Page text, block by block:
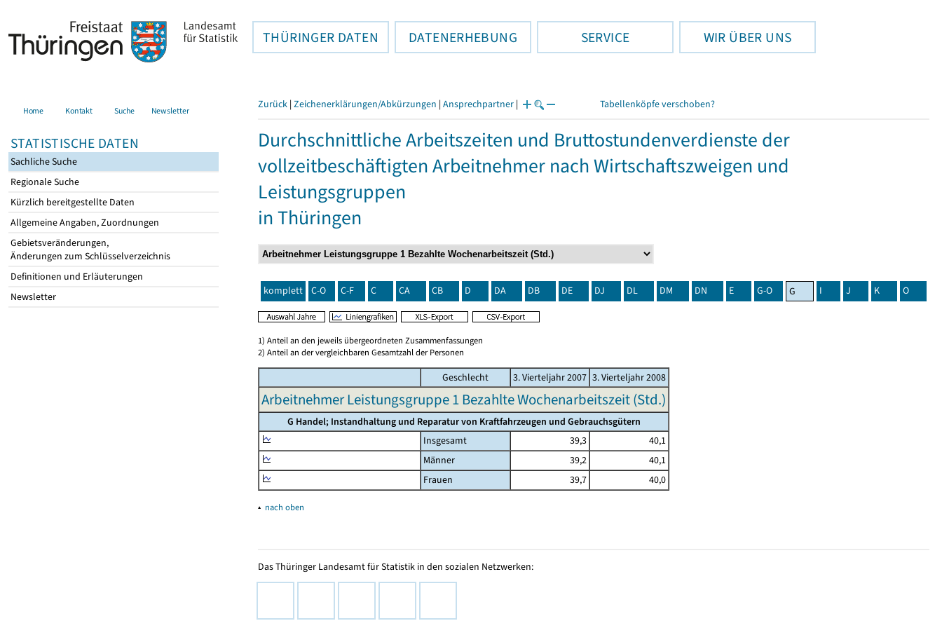
THÜRINGER DATEN DATENERHEBUNG SERVICE WIR ÜBER UNS
Home Kontakt Suche Newsletter
STATISTISCHE DATEN
Sachliche Suche
Regionale Suche
Kürzlich bereitgestellte Daten
Allgemeine Angaben, Zuordnungen
Gebietsveränderungen,
Änderungen zum Schlüsselverzeichnis
Definitionen und Erläuterungen
Newsletter
Zurück | Zeichenerklärungen/Abkürzungen | Ansprechpartner | Tabellenköpfe verschoben?
Durchschnittliche Arbeitszeiten und Bruttostundenverdienste der
vollzeitbeschäftigten Arbeitnehmer nach Wirtschaftszweigen und
Leistungsgruppen
in Thüringen
komplett C-O C-F C CA CB D DA DB DE DJ DL DM DN E G-O G I J K O
1) Anteil an den jeweils übergeordneten Zusammenfassungen
2) Anteil an der vergleichbaren Gesamtzahl der Personen
Geschlecht 3. Vierteljahr 2007 3. Vierteljahr 2008
Arbeitnehmer Leistungsgruppe 1 Bezahlte Wochenarbeitszeit (Std.)
G Handel; Instandhaltung und Reparatur von Kraftfahrzeugen und Gebrauchsgütern
Insgesamt
39,3
40,1
Männer
39,2
40,1
Frauen
39,7 40,0
▴ nach oben
Das Thüringer Landesamt für Statistik in den sozialen Netzwerken: